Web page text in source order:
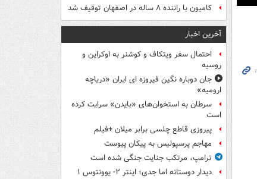
کامیون با راننده ۸ ساله در اصفهان توقیف شد
آخرین اخبار
احتمال سفر ویتکاف و کوشنر به اوکراین و
روسیه
جان دوباره نگین فیروزه ای ایران «دریاچه
ارومیه»
سرطان به استخوان‌های «بایدن» سرایت کرده
است
پیروزی قاطع چلسی برابر میلان +فیلم
مهاجم پرسپولیس به پیکان پیوست
ترامپ، مرتکب جنایت جنگی شده است
دیدار دوستانه اما جدی؛ اینتر ۲- یوونتوس ۱